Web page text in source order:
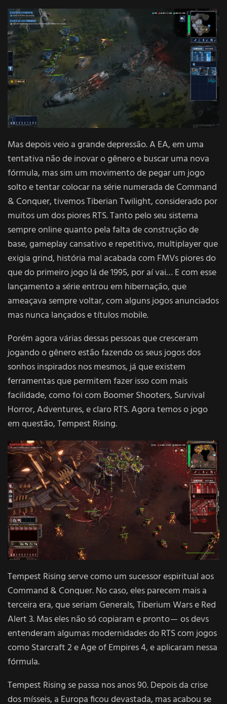
Mas depois veio a grande depressão. A EA, em uma
tentativa não de inovar o gênero e buscar uma nova
fórmula, mas sim um movimento de pegar um jogo
solto e tentar colocar na série numerada de Command
& Conquer, tivemos Tiberian Twilight, considerado por
muitos um dos piores RTS. Tanto pelo seu sistema
sempre online quanto pela falta de construção de
base, gameplay cansativo e repetitivo, multiplayer que
exigia grind, história mal acabada com FMVs piores do
que do primeiro jogo lá de 1995, por aí vai… E com esse
lançamento a série entrou em hibernação, que
ameaçava sempre voltar, com alguns jogos anunciados
mas nunca lançados e títulos mobile.
Porém agora várias dessas pessoas que cresceram
jogando o gênero estão fazendo os seus jogos dos
sonhos inspirados nos mesmos, já que existem
ferramentas que permitem fazer isso com mais
facilidade, como foi com Boomer Shooters, Survival
Horror, Adventures, e claro RTS. Agora temos o jogo
em questão, Tempest Rising.
Tempest Rising serve como um sucessor espiritual aos
Command & Conquer. No caso, eles parecem mais a
terceira era, que seriam Generals, Tiberium Wars e Red
Alert 3. Mas eles não só copiaram e pronto — os devs
entenderam algumas modernidades do RTS com jogos
como Starcraft 2 e Age of Empires 4, e aplicaram nessa
fórmula.
Tempest Rising se passa nos anos 90. Depois da crise
dos mísseis, a Europa ficou devastada, mas acabou se